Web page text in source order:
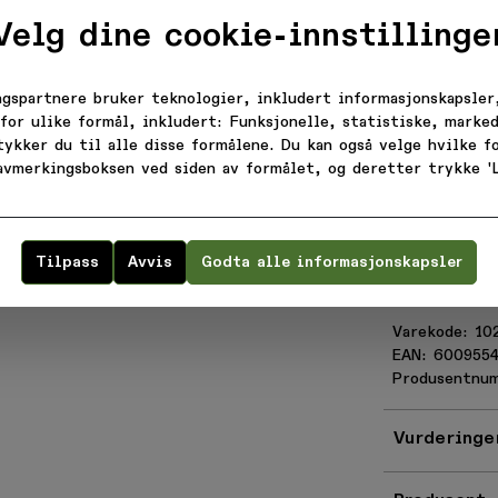
360°
Reduced
Reduces
Dri-Lex®
liner
Optimal
Visor
In-
Certified
CPSC1203
Varekode:
EAN:
dine cookie-
bruker teknologier, inkludert
for ulike formål, inkludert: Funksjonelle, statistiske,
du til alle disse formålene. Du kan også velge hvilke
ved siden av formålet, og deretter trykke
Avvis
Tilpass Godta alle informasjonskapsler
innboksen.
Bli medlem!
deg på, godtar du å motta e-post fra
at du har lest vår